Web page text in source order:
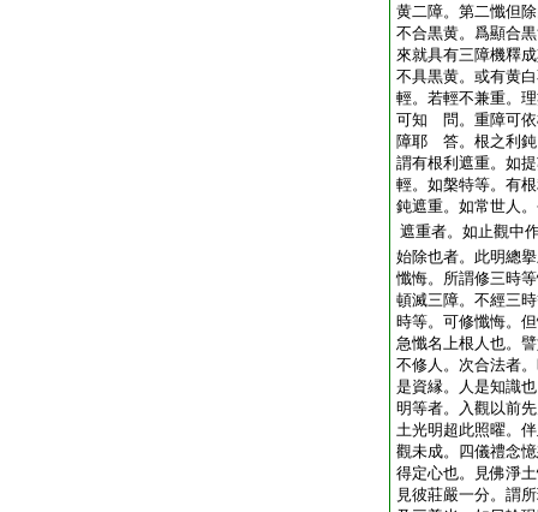
黄二障。第二懺但
不合黒黄。爲顯合
來就具有三障機釋
不具黒黄。或有黄
輕。若輕不兼重。
可知 問。重障可依
障耶 答。根之利鈍
謂有根利遮重。如
輕。如槃特等。有
鈍遮重。如常世人
遮重者。如止觀中
始除也者。此明總
懺悔。所謂修三時
頓滅三障。不經三
時等。可修懺悔。
急懺名上根人也。
不修人。次合法者
是資縁。人是知識
明等者。入觀以前
土光明超此照曜。
觀未成。四儀禮念
得定心也。見佛淨
見彼莊嚴一分。謂